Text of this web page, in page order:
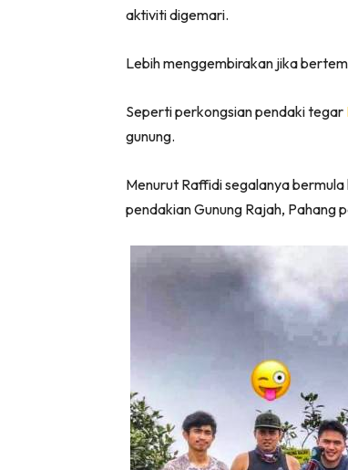
aktiviti digemari.
Lebih menggembirakan jika
Seperti perkongsian pendaki tegar
gunung.
Menurut Raffidi segalanya
pendakian Gunung Rajah, Pahang